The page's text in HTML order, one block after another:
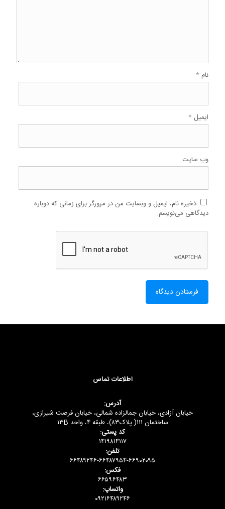
نام *
ایمیل *
وب‌ سایت
ذخیره نام، ایمیل و وبسایت من در مرورگر برای زمانی که دوباره
دیدگاهی می‌نویسم.
اطلاعات تماس
آدرس:
خیابان آزادی، خیابان جمالزاده شمالی، خیابان فرصت شیرازی،
ساختمان ۱۱۱( پلاک۸۳)، طبقه ۴، واحد ۱۳B
کد پستی:
۱۴۱۹۸۱۴۱۱۷
تلفن:
۶۶۴۸۹۲۴۶-۶۶۴۸۷۹۵۴-۶۶۹۰۲۰۹۵
فکس:
۶۶۵۹۶۴۸۳
واتساپ:
۰۹۲۱۶۴۸۹۲۴۶